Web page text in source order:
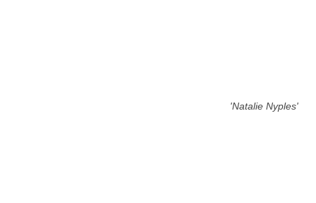
'Natalie Nyples'